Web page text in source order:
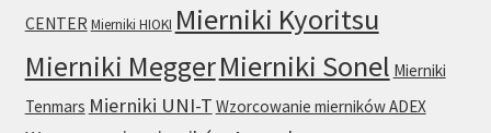
CENTER Mierniki HIOKI Mierniki Kyoritsu
Mierniki MeggerMierniki Sonel Mierniki
Tenmars Mierniki UNI-T Wzorcowanie mierników ADEX